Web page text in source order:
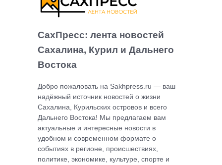
СахПресс: лента новостей
Сахалина, Курил и Дальнего
Востока
Добро пожаловать на Sakhpress.ru — ваш
надёжный источник новостей о жизни
Сахалина, Курильских островов и всего
Дальнего Востока! Мы предлагаем вам
актуальные и интересные новости в
удобном и современном формате о
событиях в регионе, происшествиях,
политике, экономике, культуре, спорте и